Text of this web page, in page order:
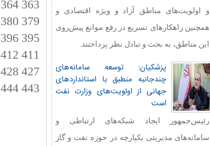
و اولویت‌های مناطق آزاد و ویژه اقتصادی و
همچنین راهکارهای تسریع در رفع موانع پیش‌روی
این مناطق، به بحث و تبادل نظر پرداختند.
پزشکیان: توسعه سامانه‌های
چندجانبه منطبق با استانداردهای
جهانی از اولویت‌های وزارت نفت
است
رئیس‌جمهور ایجاد شبکه‌های ارتباطی و
سامانه‌های مدیریتی یکپارچه در حوزه نفت و گاز
363
364
379
380
395
396
411
412
427
428
443
444